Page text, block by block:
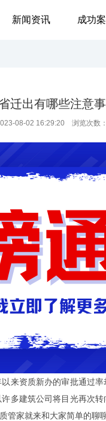
新闻资讯 成功
迁出有哪些注意
08-02 16:29:20 浏览次数：
资质新办的审批通过率
多建筑公司将目光再次
管家就来和大家简单的聊